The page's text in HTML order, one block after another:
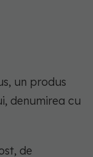
un produs
denumirea cu
de